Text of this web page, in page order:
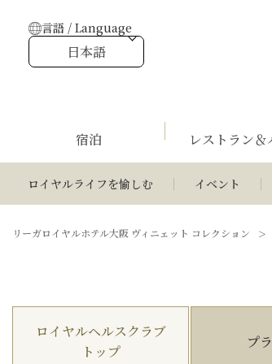
言語 / Language
日本語
宿泊 レストラン＆
ロイヤルライフを愉しむ イベント
リーガロイヤルホテル大阪 ヴィニェット コレクション
ロイヤルヘルスクラブ
トップ
プ